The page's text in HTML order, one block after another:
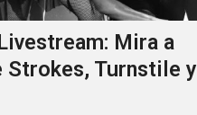
Mira a
Strokes, Turnstile y